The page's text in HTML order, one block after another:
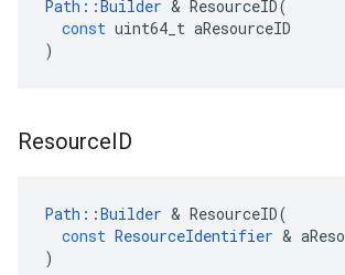
Path ::Builder & ResourceID(
const uint64_t aResourceID
)
ResourceID
Path ::Builder & ResourceID(
const ResourceIdentifier &
)